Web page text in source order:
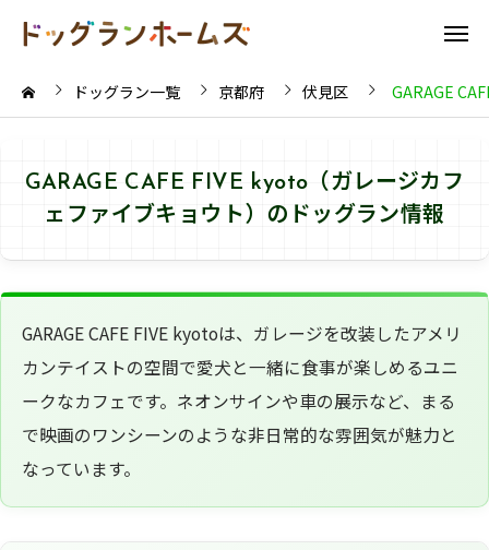
ドッグラン一覧 京都府 伏見区 GARAGE
GARAGE CAFE FIVE kyoto（ガレージカフ
ェファイブキョウト）のドッグラン情報
GARAGE CAFE FIVE kyotoは、ガレージを改装したアメリ
カンテイストの空間で愛犬と一緒に食事が楽しめるユニ
ークなカフェです。ネオンサインや車の展示など、まる
で映画のワンシーンのような非日常的な雰囲気が魅力と
なっています。